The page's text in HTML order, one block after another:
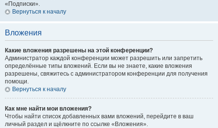
«Подписки».
Вернуться к началу
Вложения
Какие вложения разрешены на этой конференции?
Администратор каждой конференции может разрешить или запретить
определённые типы вложений. Если вы не знаете, какие вложения
разрешены, свяжитесь с администратором конференции для получения
помощи.
Вернуться к началу
Как мне найти мои вложения?
Чтобы найти список добавленных вами вложений, перейдите в ваш
личный раздел и щёлкните по ссылке «Вложения».